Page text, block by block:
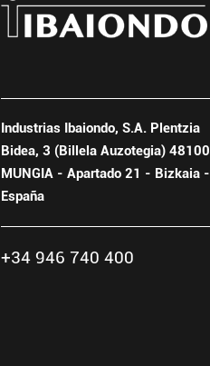
Industrias Ibaiondo, S.A. Plentzia
Bidea, 3 (Billela Auzotegia) 48100
MUNGIA - Apartado 21 - Bizkaia -
España
+34 946 740 400